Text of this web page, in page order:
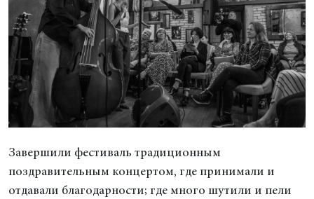
Завершили фестиваль традиционным
поздравительным концертом, где принимали и
отдавали благодарности; где много шутили и пели